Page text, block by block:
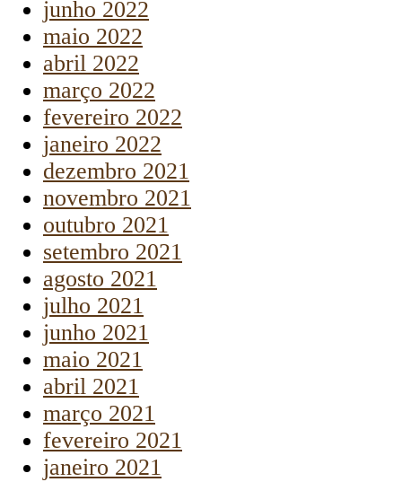
junho 2022
maio 2022
abril 2022
março 2022
fevereiro 2022
janeiro 2022
dezembro 2021
novembro 2021
outubro 2021
setembro 2021
agosto 2021
julho 2021
junho 2021
maio 2021
abril 2021
março 2021
fevereiro 2021
janeiro 2021